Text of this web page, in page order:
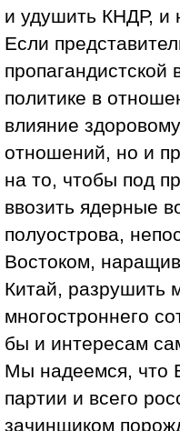
и удушить КНДР, и
Если
политике в
влияние
отношений, но и
на то, чтобы под
ввозить ядерные
полуострова,
Востоком,
Китай, разрушить
многостроннего
бы и интересам
Мы надеемся, что
партии и всего
зачинщиком